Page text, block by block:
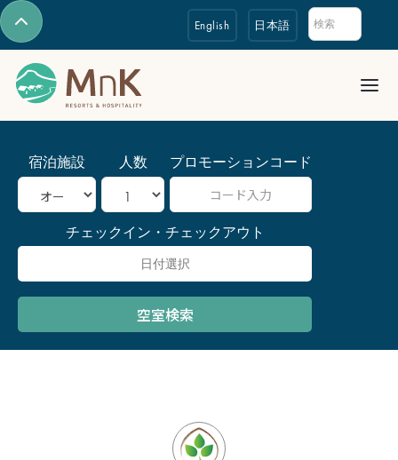
English 日本語
宿泊施設
チェックイン・チェックアウト
人数 プロモーションコード